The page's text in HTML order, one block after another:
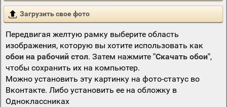
Загрузить свое фото
Передвигая желтую рамку выберите область
изображения, которую вы хотите использовать как
обои на рабочий стол. Затем нажмите "Скачать обои",
чтобы сохранить их на компьютер.
Можно установить эту картинку на фото-статус во
Вконтакте. Либо установить ее на обложку в
Одноклассниках